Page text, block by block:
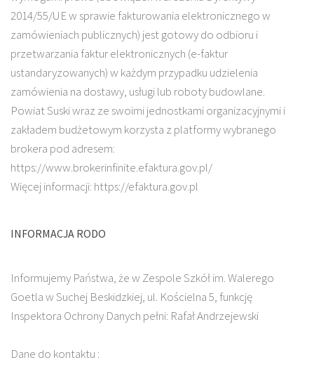
2014/55/UE w sprawie fakturowania elektronicznego w
zamówieniach publicznych) jest gotowy do odbioru i
przetwarzania faktur elektronicznych (e-faktur
ustandaryzowanych) w każdym przypadku udzielenia
zamówienia na dostawy, usługi lub roboty budowlane.
Powiat Suski wraz ze swoimi jednostkami organizacyjnymi i
zakładem budżetowym korzysta z platformy wybranego
brokera pod adresem:
https://www.brokerinfinite.efaktura.gov.pl/
Więcej informacji: https://efaktura.gov.pl
INFORMACJA RODO
Informujemy Państwa, że w Zespole Szkół im. Walerego
Goetla w Suchej Beskidzkiej, ul. Kościelna 5, funkcję
Inspektora Ochrony Danych pełni: Rafał Andrzejewski
Dane do kontaktu :